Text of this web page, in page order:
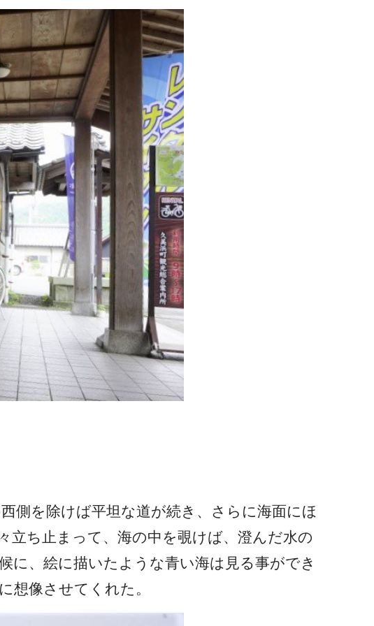
側を除けば平坦な道が続き、さらに海面にほ
立ち止まって、海の中を覗けば、澄んだ水の
に、絵に描いたような青い海は見る事ができ
想像させてくれた。